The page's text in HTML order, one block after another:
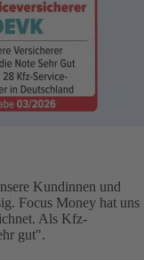
Kundinnen und
Focus Money hat uns
Als Kfz-
gut".